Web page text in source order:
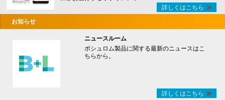
詳しくはこちら
お知らせ
ニュースルーム
ボシュロム製品に関する最新のニュースはこ
ちらから。
詳しくはこちら